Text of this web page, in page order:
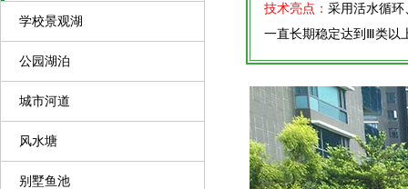
学校景观湖
公园湖泊
城市河道
风水塘
别墅鱼池
技术亮点： 采用活水循
一直长期稳定达到Ⅲ类以